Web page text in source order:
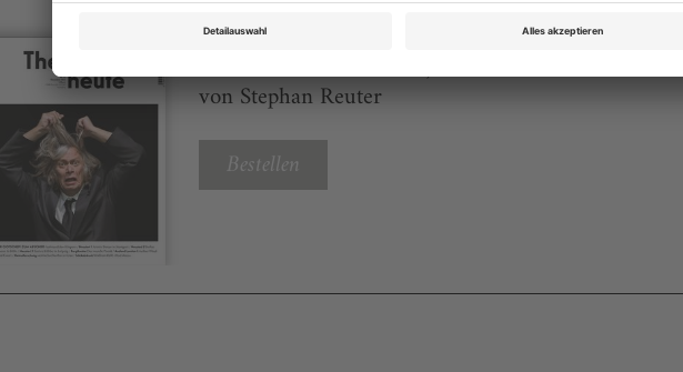
Theater heute Dezember 2013
Rubrik: Chronik Zürich, Seite 60
von Stephan Reuter
Bestellen